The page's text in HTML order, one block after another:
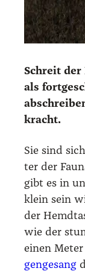
Schreit der
als
kracht.
Sie sind
ter der
gibt es in
klein sein
der
wie der
einen
gen­ge­sang